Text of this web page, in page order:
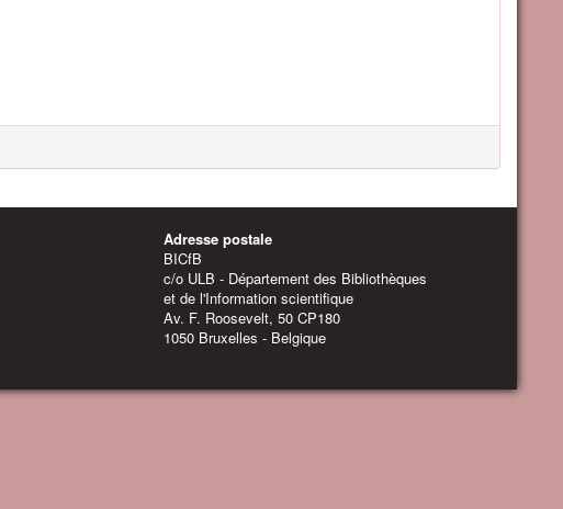
Adresse postale
BICfB
c/o ULB - Département des Bibliothèques
et de l'Information scientifique
Av. F. Roosevelt, 50 CP180
1050 Bruxelles - Belgique